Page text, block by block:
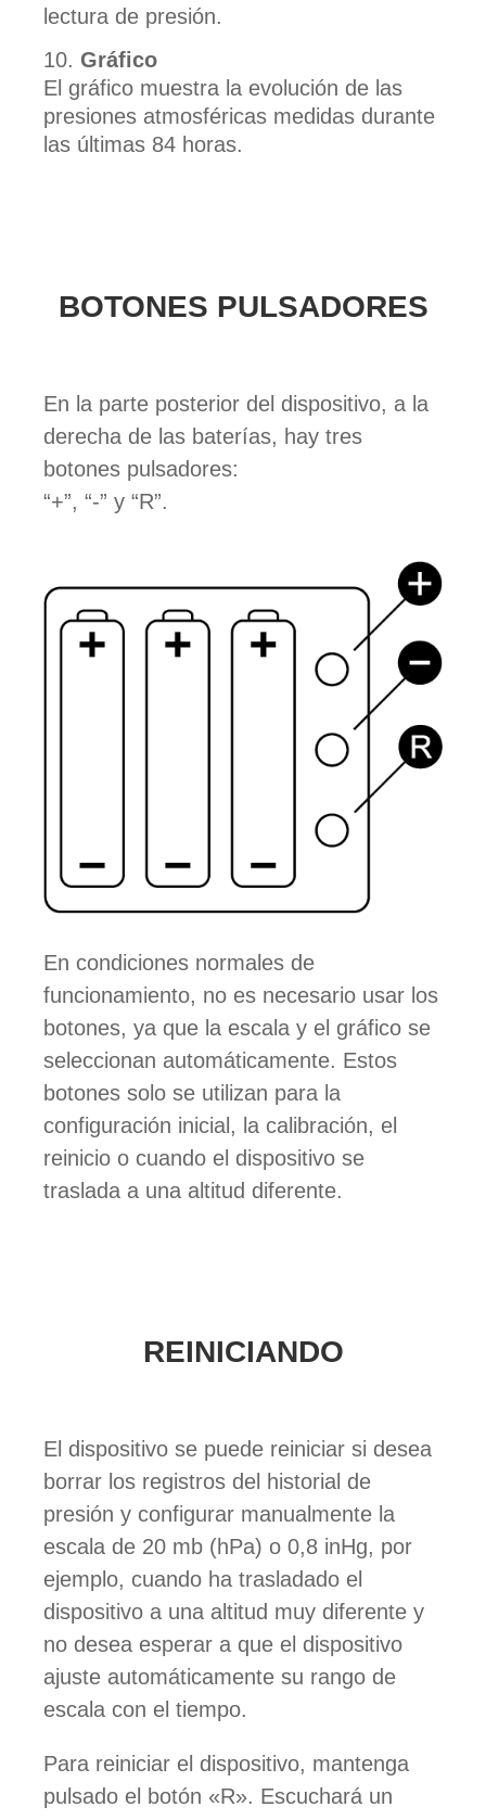
lectura de presión.
Gráfico
El gráfico muestra la evolución de las
presiones atmosféricas medidas durante
las últimas 84 horas.
BOTONES PULSADORES
En la parte posterior del dispositivo, a la
derecha de las baterías, hay tres
botones pulsadores:
“+”, “-” y “R”.
En condiciones normales de
funcionamiento, no es necesario usar los
botones, ya que la escala y el gráfico se
seleccionan automáticamente. Estos
botones solo se utilizan para la
configuración inicial, la calibración, el
reinicio o cuando el dispositivo se
traslada a una altitud diferente.
REINICIANDO
El dispositivo se puede reiniciar si desea
borrar los registros del historial de
presión y configurar manualmente la
escala de 20 mb (hPa) o 0,8 inHg, por
ejemplo, cuando ha trasladado el
dispositivo a una altitud muy diferente y
no desea esperar a que el dispositivo
ajuste automáticamente su rango de
escala con el tiempo.
Para reiniciar el dispositivo, mantenga
pulsado el botón «R». Escuchará un